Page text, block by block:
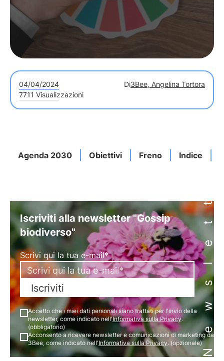
04/04/2024 Di3Bee, Angelina Tortora
7711 Visualizzazioni
Agenda 2030 Obiettivi Freno IndiceNewsletter
Iscriviti alla newsletter "Gossip
biodiverso"
Scrivi qui la tua e-mail*
Iscriviti
Accetto che i miei dati personali siano trattati per l'invio della
newsletter, come indicato nell'Informativa sulla Privacy.
(obbligatorio)
Acconsento a ricevere newsletter e comunicazioni di marketing da
3Bee, come indicato nell'Informativa sulla Privacy. (opzionale)